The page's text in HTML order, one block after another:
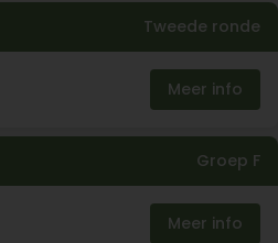
Tweede ronde
Meer info
Groep F
Meer info